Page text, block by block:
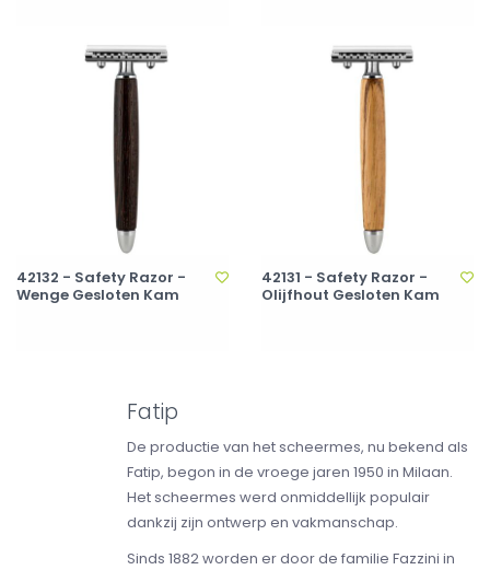
42132 - Safety Razor -
Wenge Gesloten Kam
42131 - Safety Razor -
Olijfhout Gesloten Kam
Fatip
De productie van het scheermes, nu bekend als
Fatip, begon in de vroege jaren 1950 in Milaan.
Het scheermes werd onmiddellijk populair
dankzij zijn ontwerp en vakmanschap.
Sinds 1882 worden er door de familie Fazzini in